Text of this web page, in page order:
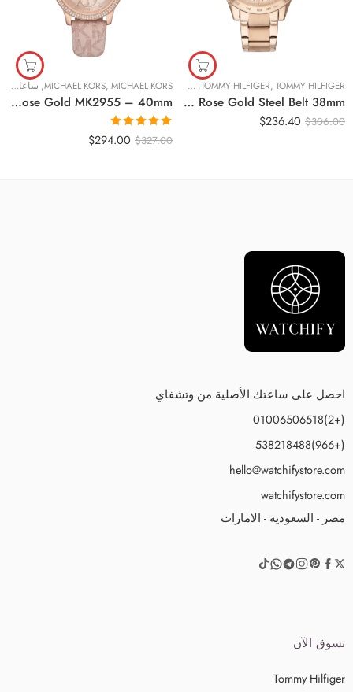
TOMMY HILFIGER, TOMMY HILFIGER
, ساعات نسائية
Original Tommy Hilfiger Women’s Watch 1782197 – Rose Gold Dial with Rose Gold Steel Belt 38mm
$306.00
$236.40
MICHAEL KORS, MICHAEL KORS
, ساعات نسائية
Original Michael Kors Ladies Watch Tibby 40mm Rose Gold MK2955 – 40mm
تم التقييم
5.00من 5
$327.00
$294.00
احصل على ساعتك الأصلية من وتشفاي
(+2)01006506518
(+966)538218488
hello@watchifystore.com
watchifystore.com
مصر - السعودية - الامارات
تسوق الآن
Tommy Hilfiger